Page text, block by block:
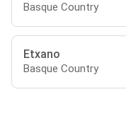
Basque Country
Etxano
Basque Country